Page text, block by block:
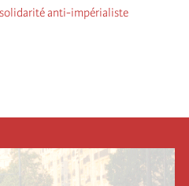
anti-impérialiste